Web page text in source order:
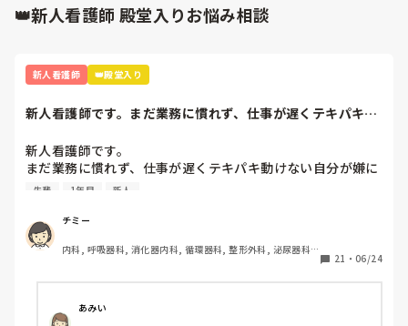
👑新人看護師 殿堂入りお悩み相談
新人看護師 👑殿堂入り
新人看護師です。まだ業務に慣れず、仕事が遅くテキパキ動
新人看護師です。
まだ業務に慣れず、仕事が遅くテキパキ動けない自分が嫌に
なります。
白になりオドオドしてしまいます。先輩方はこんな時どのよ
うに乗り越えてきたのか教えていただきたいです。
先輩 1年目 新人
チミー
内科, 呼吸器科, 消化器内科, 循環器科, 整形外科, 泌尿器科,
21 ・ 06/24
あみい